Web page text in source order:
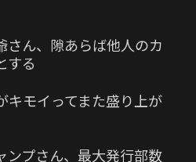
さん、隙あらば他人のカ
する
キモイってまた盛り上が
ンプさん、最大発行部数